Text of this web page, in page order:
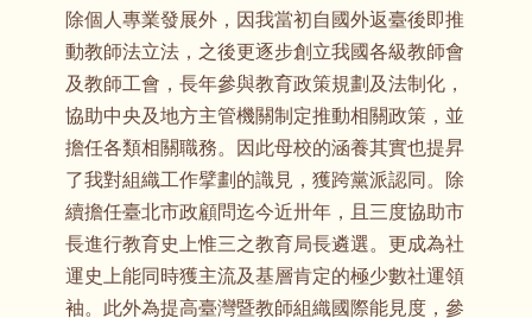
除個人專業發展外，因我當初自國外返臺後即推
動教師法立法，之後更逐步創立我國各級教師會
及教師工會，長年參與教育政策規劃及法制化，
協助中央及地方主管機關制定推動相關政策，並
擔任各類相關職務。因此母校的涵養其實也提昇
了我對組織工作擘劃的識見，獲跨黨派認同。除
續擔任臺北市政顧問迄今近卅年，且三度協助市
長進行教育史上惟三之教育局長遴選。更成為社
運史上能同時獲主流及基層肯定的極少數社運領
袖。此外為提高臺灣暨教師組織國際能見度，參